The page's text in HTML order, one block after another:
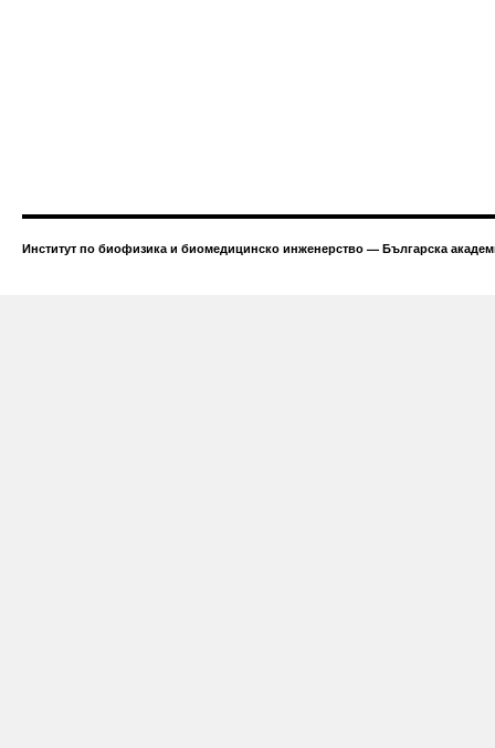
Институт по биофизика и биомедицинско инженерство — Българска